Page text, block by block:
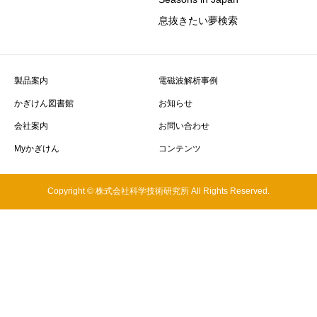
息抜きたい夢検索
製品案内 電磁波解析事例
かぎけん図書館 お知らせ
会社案内 お問い合わせ
Myかぎけん コンテンツ
Copyright © 株式会社科学技術研究所 All Rights Reserved.